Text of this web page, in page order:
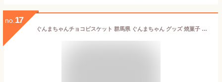
no. 17
ぐんまちゃんチョコビスケット 群馬県 ぐんまちゃん グッズ 焼菓子 個包装 チョコ ビスケット チョコ ビス チョコビス お土産 土産 ぐんま 子供 こどもの日 配りやすい プレゼント ギフト プチギフト 贈り物 孫 挨拶 部活